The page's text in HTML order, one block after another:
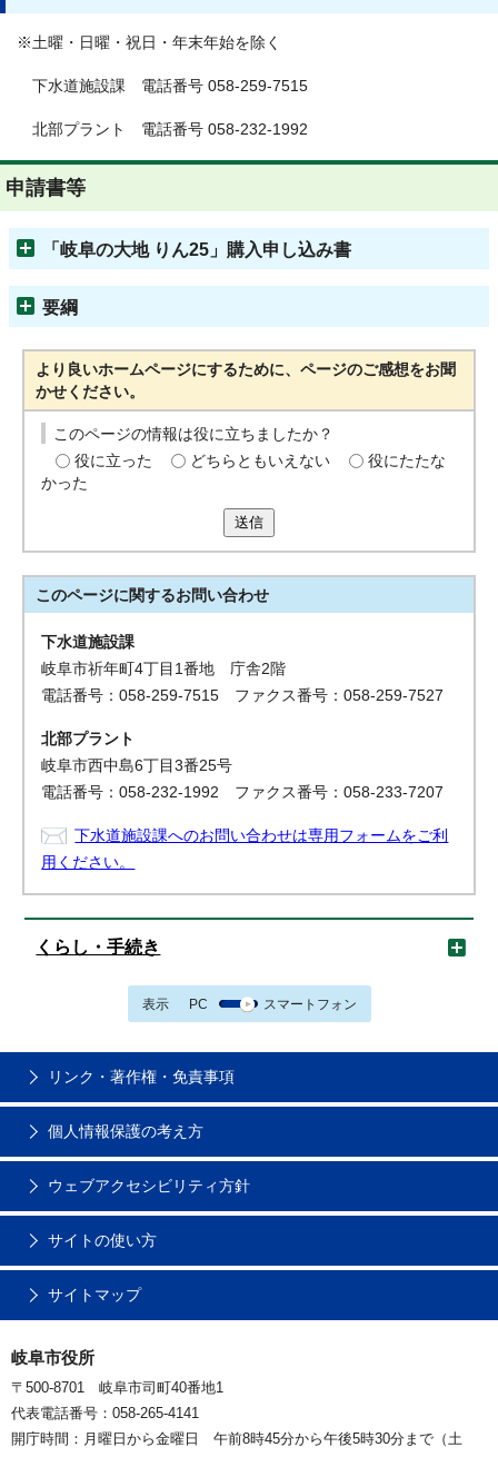
※土曜・日曜・祝日・年末年始を除く
下水道施設課 電話番号 058-259-7515
北部プラント 電話番号 058-232-1992
申請書等
「岐阜の大地 りん25」購入申し込み書
要綱
より良いホームページにするために、ページのご感想をお聞
かせください。
このページの情報は役に立ちましたか？
役に立った
どちらともいえない
役にたたな
かった
送信
このページに関するお問い合わせ
下水道施設課
岐阜市祈年町4丁目1番地 庁舎2階
電話番号：058-259-7515 ファクス番号：058-259-7527
北部プラント
岐阜市西中島6丁目3番25号
電話番号：058-232-1992 ファクス番号：058-233-7207
下水道施設課へのお問い合わせは専用フォームをご利
用ください。
くらし・手続き
表示 PC スマートフォン
リンク・著作権・免責事項
個人情報保護の考え方
ウェブアクセシビリティ方針
サイトの使い方
サイトマップ
岐阜市役所
〒500-8701 岐阜市司町40番地1
代表電話番号：058-265-4141
開庁時間：月曜日から金曜日 午前8時45分から午後5時30分まで（土